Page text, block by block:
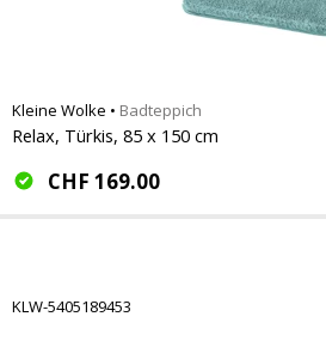
Kleine Wolke • Badteppich
Relax, Türkis, 85 x 150 cm
CHF 169.00
KLW-5405189453